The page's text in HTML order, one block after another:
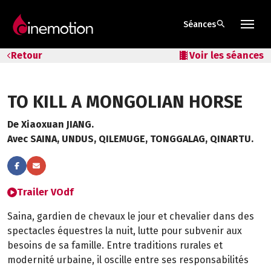
Séancessearch
Retour local_movies Voir les séances
TO KILL A MONGOLIAN HORSE
De Xiaoxuan JIANG.
Avec SAINA, UNDUS, QILEMUGE, TONGGALAG, QINARTU.
Trailer VOdf
Saina, gardien de chevaux le jour et chevalier dans des
spectacles équestres la nuit, lutte pour subvenir aux
besoins de sa famille. Entre traditions rurales et
modernité urbaine, il oscille entre ses responsabilités
Bons cadeaux
Bons plans
Programmes spéciaux